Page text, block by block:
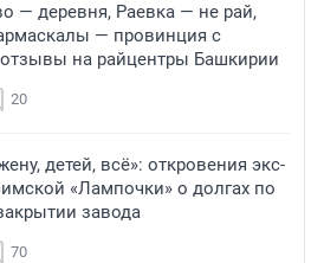
— деревня, Раевка — не рай,
— провинция с
на райцентры Башкирии
20
детей, всё»: откровения экс-
«Лампочки» о долгах по
завода
70